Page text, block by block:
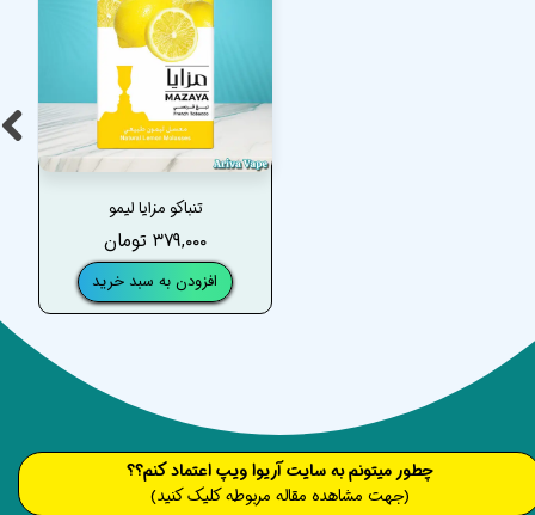
تنباکو مزایا لیمو
۳۷۹,۰۰۰ تومان
افزودن به سبد خرید
​​​چطور میتونم به سایت آریوا ویپ اعتماد کنم؟؟
(جهت مشاهده مقاله مربوطه کلیک کنید)